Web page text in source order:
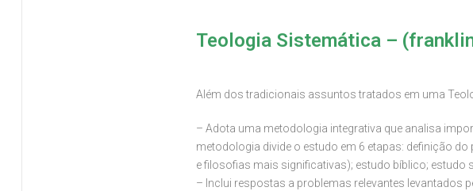
Teologia Sistemática –
Além dos tradicionais assuntos tratados em uma
– Adota uma metodologia integrativa que analisa
metodologia divide o estudo em 6 etapas: definição
e filosofias mais significativas); estudo bíblico; estudo
– Inclui respostas a problemas relevantes levantados